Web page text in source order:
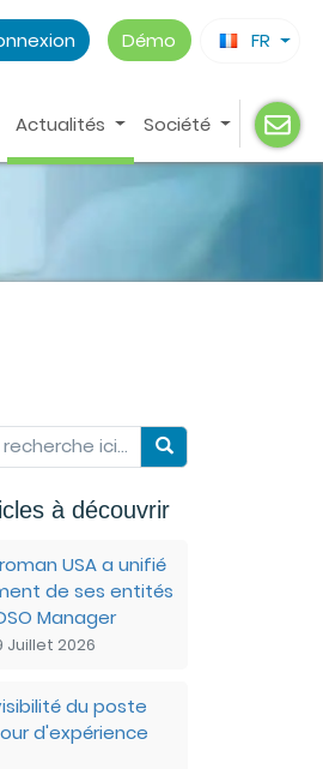
Démo FR
Actualités Société
à découvrir
USA a unifié
de ses entités
Manager
Juillet 2026
du poste
d'expérience